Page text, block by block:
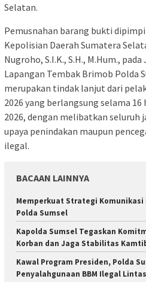
Selatan.
Pemusnahan barang bukti
Kepolisian Daerah Sumatera
Nugroho, S.I.K., S.H., M.Hum.,
Lapangan Tembak Brimob Polda
merupakan tindak lanjut dari
2026 yang berlangsung selama
2026, dengan melibatkan seluruh
upaya penindakan maupun
ilegal.
BACAAN LAINNYA
Memperkuat Strategi
Polda Sumsel
Kapolda Sumsel Tegaskan
Korban dan Jaga Stabilitas
Kawal Program Presiden, Polda
Penyalahgunaan BBM Ilegal